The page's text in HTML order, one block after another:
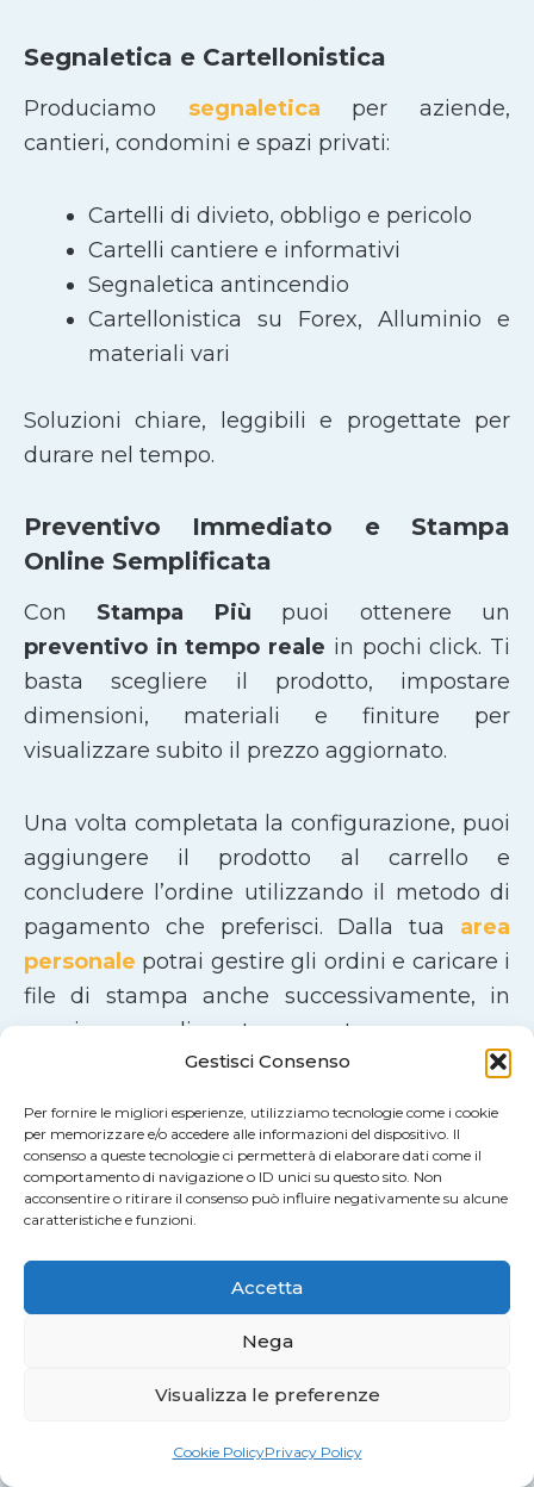
Gestisci Consenso
Per fornire le migliori esperienze, utilizziamo tecnologie come i cookie
per memorizzare e/o accedere alle informazioni del dispositivo. Il
consenso a queste tecnologie ci permetterà di elaborare dati come il
comportamento di navigazione o ID unici su questo sito. Non
acconsentire o ritirare il consenso può influire negativamente su alcune
caratteristiche e funzioni.
Accetta
Nega
Visualizza le preferenze
Cookie PolicyPrivacy Policy
Segnaletica e Cartellonistica
Produciamo segnaletica per aziende,
cantieri, condomini e spazi privati:
Cartelli di divieto, obbligo e pericolo
Cartelli cantiere e informativi
Segnaletica antincendio
Cartellonistica su Forex, Alluminio e
materiali vari
Soluzioni chiare, leggibili e progettate per
durare nel tempo.
Preventivo Immediato e Stampa
Online Semplificata
Con Stampa Più puoi ottenere un
preventivo in tempo reale in pochi click. Ti
basta scegliere il prodotto, impostare
dimensioni, materiali e finiture per
visualizzare subito il prezzo aggiornato.
Una volta completata la configurazione, puoi
aggiungere il prodotto al carrello e
concludere l’ordine utilizzando il metodo di
pagamento che preferisci. Dalla tua area
personale potrai gestire gli ordini e caricare i
file di stampa anche successivamente, in
maniera semplice e trasparente.
Un Servizio di Stampa Apprezzato dai
Nostri Clienti
La qualità del nostro lavoro è confermata da
chi ci sceglie ogni giorno.
valutazione media di4,8 su 5 su Google,
basata sulle recensioni di clienti soddisfatti
Aziende, professionisti e privati apprezzano
qualità di stampa, lacura dei materiali